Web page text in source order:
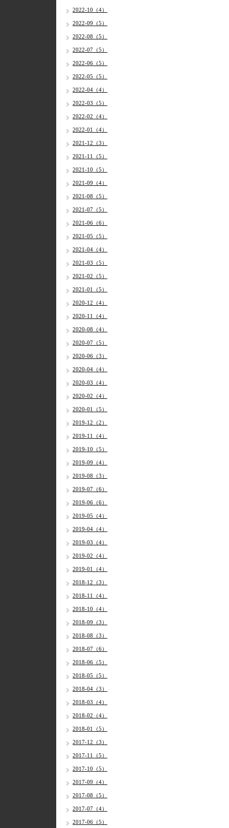
2022-10（4）
2022-09（5）
2022-08（5）
2022-07（5）
2022-06（5）
2022-05（5）
2022-04（4）
2022-03（5）
2022-02（4）
2022-01（4）
2021-12（3）
2021-11（5）
2021-10（5）
2021-09（4）
2021-08（5）
2021-07（5）
2021-06（6）
2021-05（5）
2021-04（4）
2021-03（5）
2021-02（5）
2021-01（5）
2020-12（4）
2020-11（4）
2020-08（4）
2020-07（5）
2020-06（3）
2020-04（4）
2020-03（4）
2020-02（4）
2020-01（5）
2019-12（2）
2019-11（4）
2019-10（5）
2019-09（4）
2019-08（3）
2019-07（6）
2019-06（6）
2019-05（4）
2019-04（4）
2019-03（4）
2019-02（4）
2019-01（4）
2018-12（3）
2018-11（4）
2018-10（4）
2018-09（3）
2018-08（3）
2018-07（6）
2018-06（5）
2018-05（5）
2018-04（3）
2018-03（4）
2018-02（4）
2018-01（5）
2017-12（3）
2017-11（5）
2017-10（5）
2017-09（4）
2017-08（5）
2017-07（4）
2017-06（5）